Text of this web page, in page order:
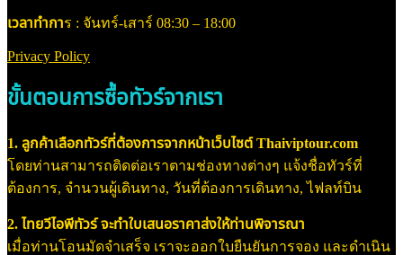
เวลาทำการ : จันทร์-เสาร์ 08:30 – 18:00
Privacy Policy
ขั้นตอนการซื้อทัวร์จากเรา
1. ลูกค้าเลือกทัวร์ที่ต้องการจากหน้าเว็บไซต์ Thaiviptour.com
โดยท่านสามารถติดต่อเราตามช่องทางต่างๆ แจ้งชื่อทัวร์ที่
ต้องการ, จำนวนผู้เดินทาง, วันที่ต้องการเดินทาง, ไฟลท์บิน
2. ไทยวีไอพีทัวร์ จะทำใบเสนอราคาส่งให้ท่านพิจารณา
เมื่อท่านโอนมัดจำเสร็จ เราจะออกใบยืนยันการจอง และดำเนิน